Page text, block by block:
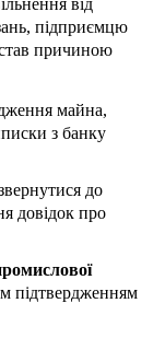
від
підприємцю
причиною
майна,
з банку
до
довідок про
підтвердженням